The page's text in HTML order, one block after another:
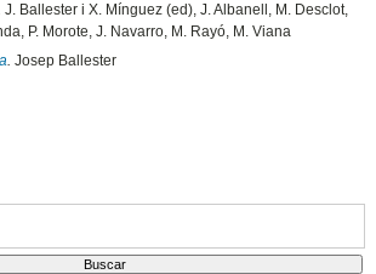
J. Ballester i X. Mínguez (ed), J. Albanell, M. Desclot,
P. Morote, J. Navarro, M. Rayó, M. Viana
. Josep Ballester